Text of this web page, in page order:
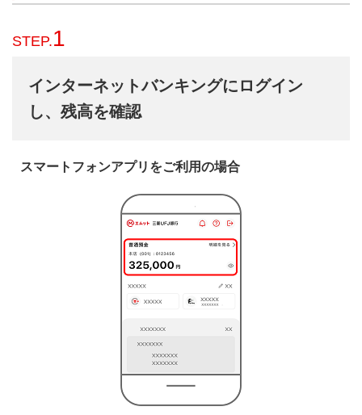
STEP.1
インターネットバンキングにログイン
し、残高を確認
スマートフォンアプリをご利用の場合